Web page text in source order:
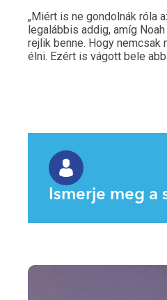
„Miért is ne gondolnák róla
legalábbis addig, amíg
rejlik benne. Hogy
élni. Ezért is vágott bele
Ismerje meg a